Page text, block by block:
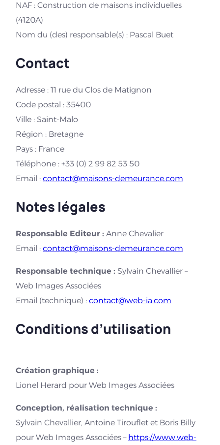
NAF : Construction de maisons individuelles
(4120A)
Nom du (des) responsable(s) : Pascal Buet
Contact
Adresse : 11 rue du Clos de Matignon
Code postal : 35400
Ville : Saint-Malo
Région : Bretagne
Pays : France
Téléphone : +33 (0) 2 99 82 53 50
Email : contact@maisons-demeurance.com
Notes légales
Responsable Editeur : Anne Chevalier
Email : contact@maisons-demeurance.com
Responsable technique : Sylvain Chevallier –
Web Images Associées
Email (technique) : contact@web-ia.com
Conditions d’utilisation
Création graphique :
Lionel Herard pour Web Images Associées
Conception, réalisation technique :
Sylvain Chevallier, Antoine Tirouflet et Boris Billy
pour Web Images Associées – https://www.web-